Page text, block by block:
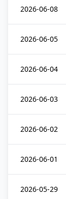
2026-06-08
2026-06-05
2026-06-04
2026-06-03
2026-06-02
2026-06-01
2026-05-29